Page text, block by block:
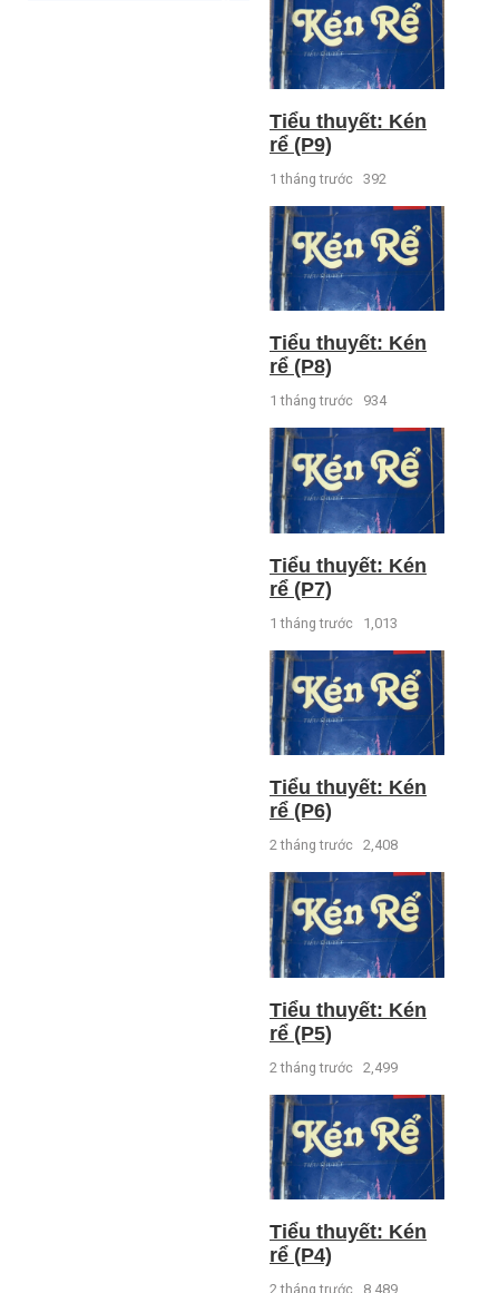
Tiểu thuyết: Kén
rể (P9)
1 tháng trước 392
Tiểu thuyết: Kén
rể (P8)
1 tháng trước 934
Tiểu thuyết: Kén
rể (P7)
1 tháng trước 1,013
Tiểu thuyết: Kén
rể (P6)
2 tháng trước 2,408
Tiểu thuyết: Kén
rể (P5)
2 tháng trước 2,499
Tiểu thuyết: Kén
rể (P4)
2 tháng trước 8,489